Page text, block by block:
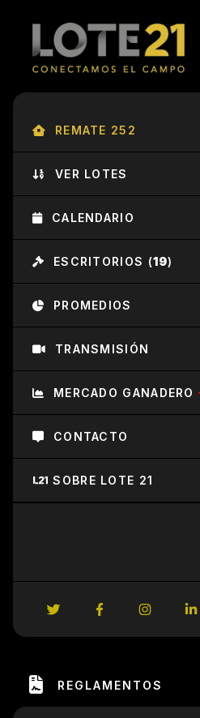
REMATE 252
VER LOTES
CALENDARIO
ESCRITORIOS (19)
PROMEDIOS
TRANSMISIÓN
MERCADO GANADERO
CONTACTO
SOBRE LOTE 21
REGLAMENTOS